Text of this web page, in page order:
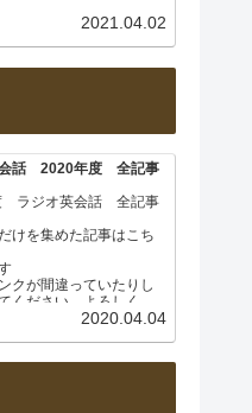
月 なぜ日本人は英…
2021.04.02
会話 2020年度 全記事
ラジオ英会話 全記事
けを集めた記事はこち
クが間違っていたりし
ください。よろしくお
ジは毎週土曜日に更新し
2020.04.04